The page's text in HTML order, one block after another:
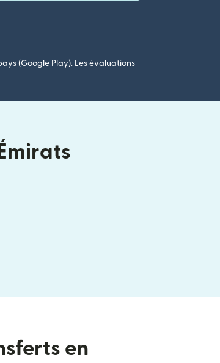
(Google Play). Les évaluations
en